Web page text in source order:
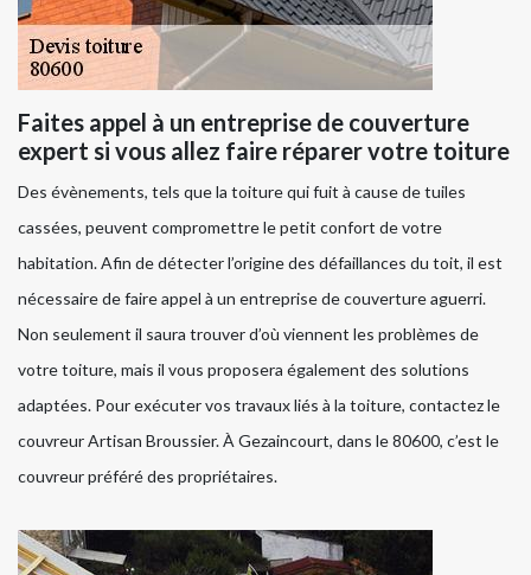
Faites appel à un entreprise de couverture
expert si vous allez faire réparer votre toiture
Des évènements, tels que la toiture qui fuit à cause de tuiles
cassées, peuvent compromettre le petit confort de votre
habitation. Afin de détecter l’origine des défaillances du toit, il est
nécessaire de faire appel à un entreprise de couverture aguerri.
Non seulement il saura trouver d’où viennent les problèmes de
votre toiture, mais il vous proposera également des solutions
adaptées. Pour exécuter vos travaux liés à la toiture, contactez le
couvreur Artisan Broussier. À Gezaincourt, dans le 80600, c’est le
couvreur préféré des propriétaires.